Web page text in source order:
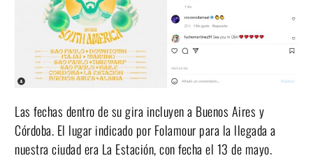
Las fechas dentro de su gira incluyen a Buenos Aires y
Córdoba. El lugar indicado por Folamour para la llegada a
nuestra ciudad era La Estación, con fecha el 13 de mayo.